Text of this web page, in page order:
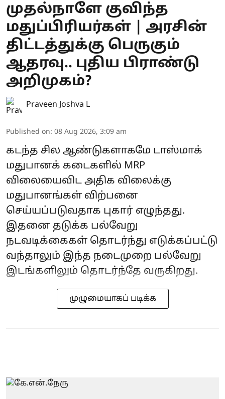
முதல்நாளே குவிந்த
மதுப்பிரியர்கள் | அரசின்
திட்டத்துக்கு பெருகும்
ஆதரவு.. புதிய பிராண்டு
அறிமுகம்?
Praveen Joshva L
Published on: 08 Aug 2026, 3:09 am
கடந்த சில ஆண்டுகளாகமே டாஸ்மாக்
மதுபானக் கடைகளில் MRP
விலையைவிட அதிக விலைக்கு
மதுபானங்கள் விற்பனை
செய்யப்படுவதாக புகார் எழுந்தது.
இதனை தடுக்க பல்வேறு
நடவடிக்கைகள் தொடர்ந்து எடுக்கப்பட்டு
வந்தாலும் இந்த நடைமுறை பல்வேறு
இடங்களிலும் தொடர்ந்தே வருகிறது.
முழுமையாகப் படிக்க